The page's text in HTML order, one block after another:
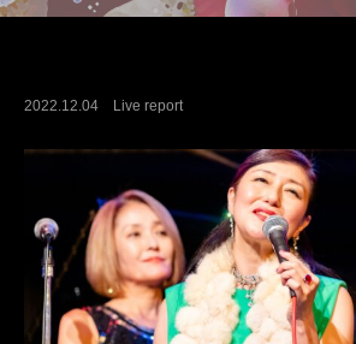
2022.12.04 Live report